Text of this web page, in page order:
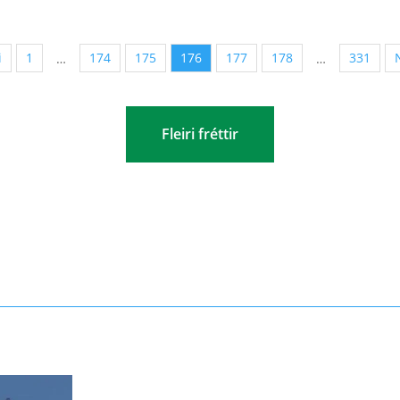
1 … 174 175 176 177 178 … 331
Fleiri fréttir